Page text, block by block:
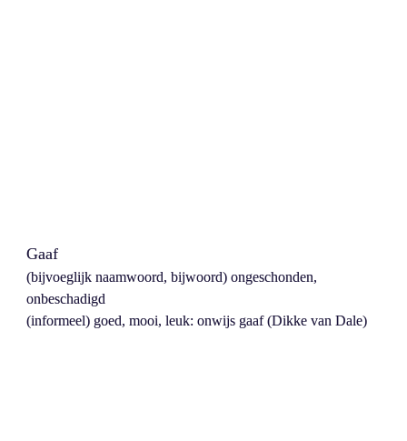
Gaaf
(bijvoeglijk naamwoord, bijwoord) ongeschonden,
onbeschadigd
(informeel) goed, mooi, leuk: onwijs gaaf (Dikke van Dale)